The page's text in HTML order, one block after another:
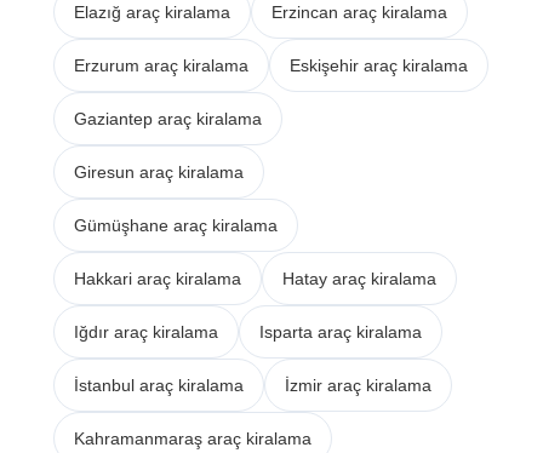
Elazığ araç kiralama Erzincan araç kiralama
Erzurum araç kiralama Eskişehir araç kiralama
Gaziantep araç kiralama
Giresun araç kiralama
Gümüşhane araç kiralama
Hakkari araç kiralama Hatay araç kiralama
Iğdır araç kiralama Isparta araç kiralama
İstanbul araç kiralama İzmir araç kiralama
Kahramanmaraş araç kiralama